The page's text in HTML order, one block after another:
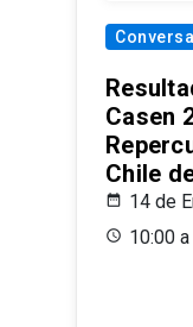
Casen
Chile
14 de
10:00